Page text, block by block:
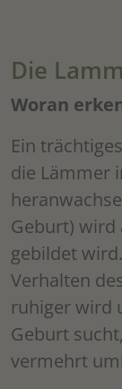
Die
Woran
Ein
die Lämmer
Geburt) wird
gebildet
Verhalten
ruhiger wird
Geburt
vermehrt